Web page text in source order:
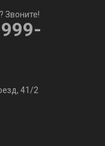
Звоните!
41/2